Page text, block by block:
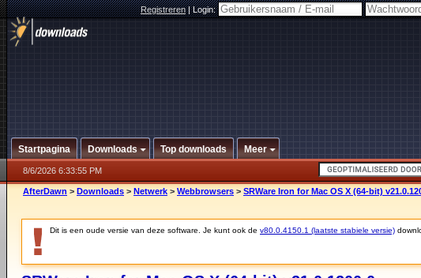
Registreren|Login:
Startpagina Downloads Top downloads Meer
8/6/2026 6:33:55 PM
AfterDawn > Downloads > Netwerk > Webbrowsers > SRWare Iron for Mac OS X (64-bit)
Dit is een oude versie van deze software. Je kunt ook de v80.0.4150.1 (laatste stabiele versie)